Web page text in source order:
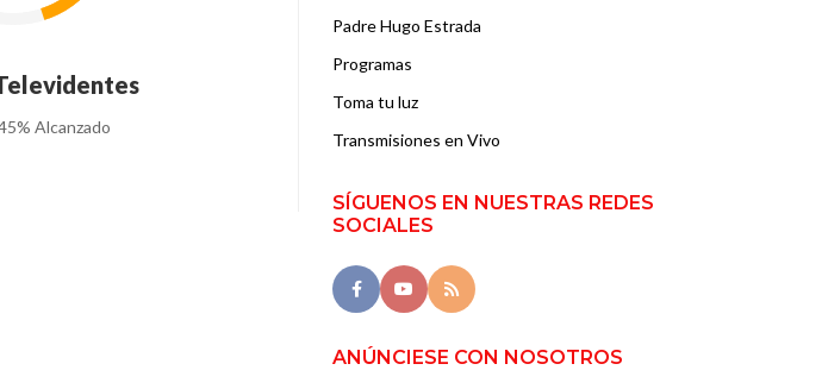
Alcanzado
Padre Hugo Estrada
Programas
Toma tu luz
Transmisiones en Vivo
SÍGUENOS EN NUESTRAS REDES
SOCIALES
ANÚNCIESE CON NOSOTROS